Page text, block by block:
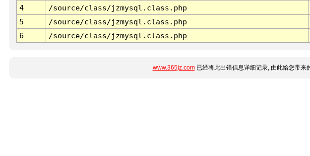
4
/source/class/jzmysql.class.php
5
/source/class/jzmysql.class.php
6
/source/class/jzmysql.class.php
www.365jz.com已经将此出错信息详细记录, 由此给您带来